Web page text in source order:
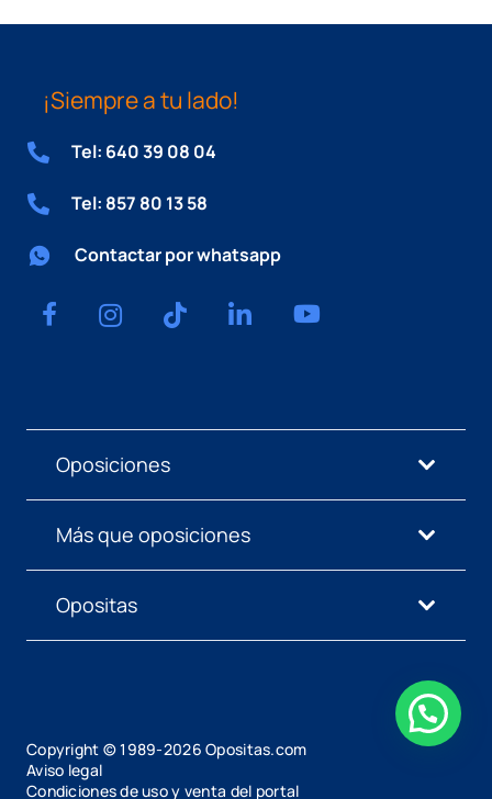
¡Siempre a tu lado!
Tel: 640 39 08 04
Tel: 857 80 13 58
Contactar por whatsapp
Oposiciones
Más que oposiciones
Opositas
Copyright © 1989-2026 Opositas.com
Aviso legal
Condiciones de uso y venta del portal